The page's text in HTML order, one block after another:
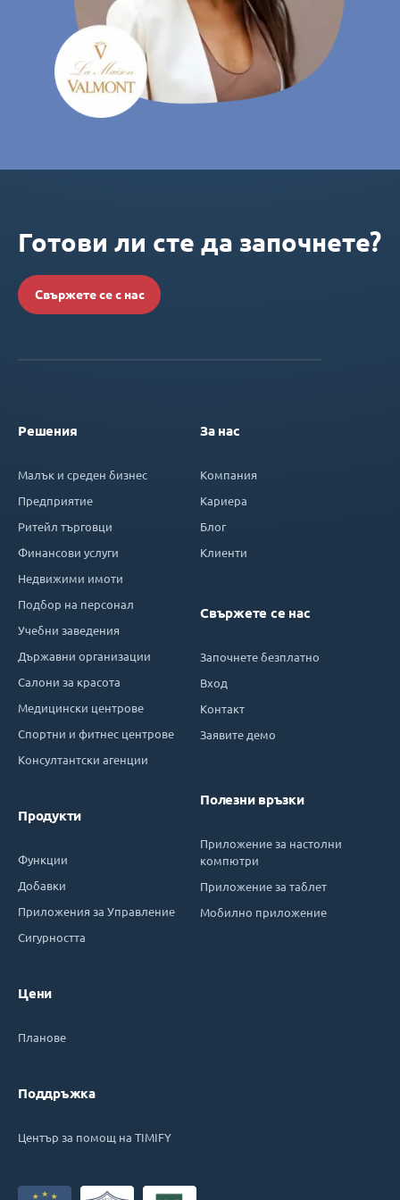
Готови ли сте да започнете?
Свържете се с нас
Решения
Малък и среден бизнес
Предприятие
Ритейл търговци
Финансови услуги
Недвижими имоти
Подбор на персонал
Учебни заведения
Държавни организации
Салони за красота
Медицински центрове
Спортни и фитнес центрове
Консултантски агенции
Продукти
Функции
Добавки
Приложения за Управление
Сигурността
Цени
Планове
Поддръжка
Център за помощ на TIMIFY
За нас
Компания
Кариера
Блог
Клиенти
Свържете се нас
Започнете безплатно
Вход
Контакт
Заявите демо
Полезни връзки
Приложение за настолни
компютри
Приложение за таблет
Мобилно приложение